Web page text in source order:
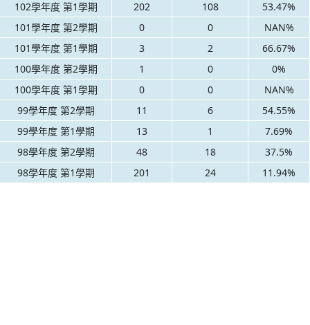
102學年度 第1學期
202 108
53.47%
101學年度 第2學期
0 0
NAN%
101學年度 第1學期
3 2
66.67%
100學年度 第2學期
1 0
0%
100學年度 第1學期
0 0
NAN%
99學年度 第2學期
11 6
54.55%
99學年度 第1學期
13 1
7.69%
98學年度 第2學期
48 18
37.5%
98學年度 第1學期
201 24 11.94%